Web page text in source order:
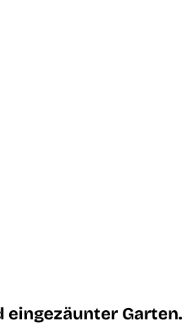
eingezäunter Garten.